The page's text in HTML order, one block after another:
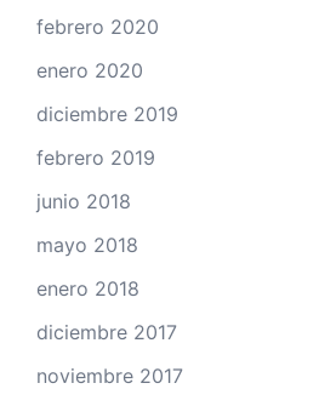
febrero 2020
enero 2020
diciembre 2019
febrero 2019
junio 2018
mayo 2018
enero 2018
diciembre 2017
noviembre 2017